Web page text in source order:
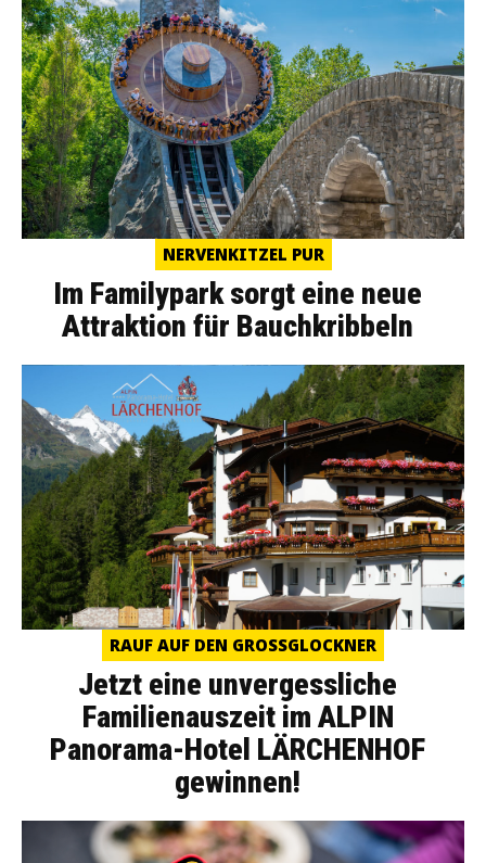
NERVENKITZEL PUR
Im Familypark sorgt eine neue
Attraktion für Bauchkribbeln
RAUF AUF DEN GROSSGLOCKNER
Jetzt eine unvergessliche
Familienauszeit im ALPIN
Panorama-Hotel LÄRCHENHOF
gewinnen!